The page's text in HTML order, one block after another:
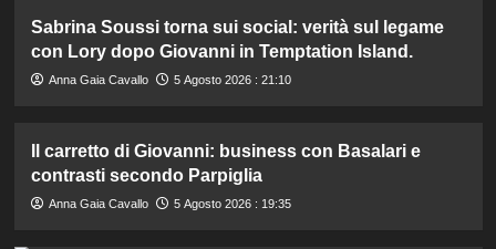
Sabrina Soussi torna sui social: verità sul legame
con Lory dopo Giovanni in Temptation Island.
Anna Gaia Cavallo 5 Agosto 2026 : 21:10
Il carretto di Giovanni: business con Basalari e
contrasti secondo Parpiglia
Anna Gaia Cavallo 5 Agosto 2026 : 19:35